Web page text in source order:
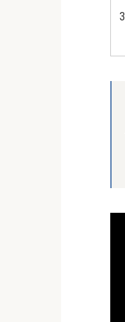
3